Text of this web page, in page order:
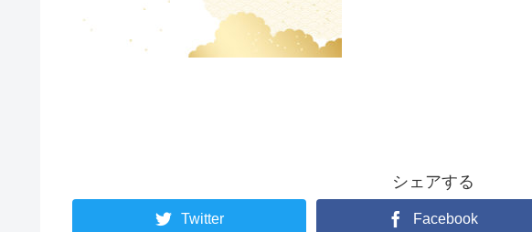
シェアする
Twitter Facebook